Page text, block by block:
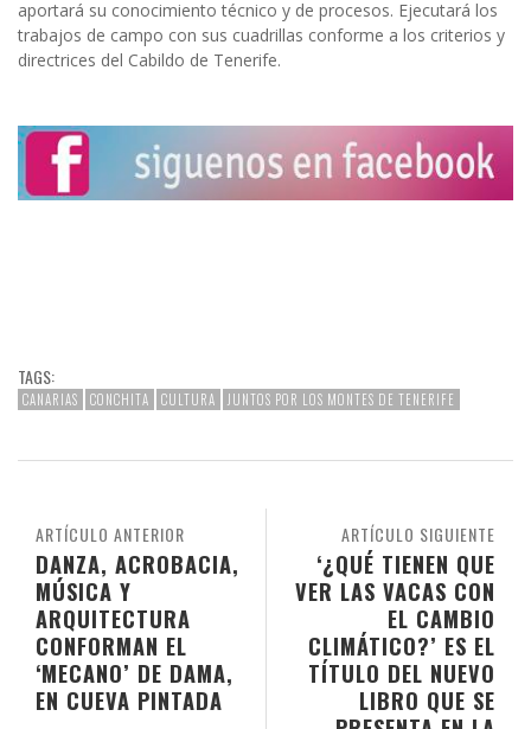
aportará su conocimiento técnico y de procesos. Ejecutará los
trabajos de campo con sus cuadrillas conforme a los criterios y
directrices del Cabildo de Tenerife.
TAGS:
CANARIAS CONCHITA CULTURA JUNTOS POR LOS MONTES DE TENERIFE
ARTÍCULO SIGUIENTE
‘¿QUÉ TIENEN QUE
VER LAS VACAS CON
EL CAMBIO
CLIMÁTICO?’ ES EL
TÍTULO DEL NUEVO
LIBRO QUE SE
ARTÍCULO ANTERIOR
DANZA, ACROBACIA,
MÚSICA Y
ARQUITECTURA
CONFORMAN EL
‘MECANO’ DE DAMA,
EN CUEVA PINTADA